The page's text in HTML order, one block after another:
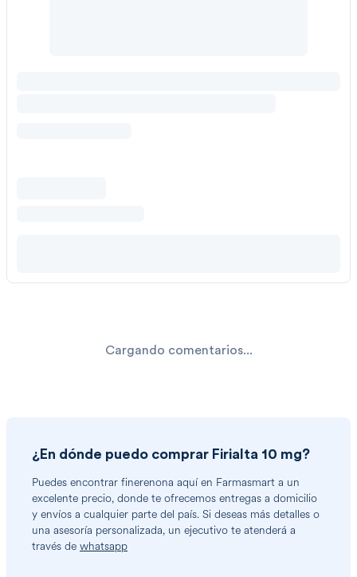
Cargando comentarios...
¿En dónde puedo comprar Firialta 10 mg?
Puedes encontrar finerenona aquí en Farmasmart a un
excelente precio, donde te ofrecemos entregas a domicilio
y envíos a cualquier parte del país. Si deseas más detalles o
una asesoría personalizada, un ejecutivo te atenderá a
través de whatsapp